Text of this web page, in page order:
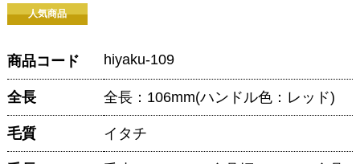
人気商品
商品コード hiyaku-109
全長 全長：106mm(ハンドル色：レッド)
毛質 イタチ